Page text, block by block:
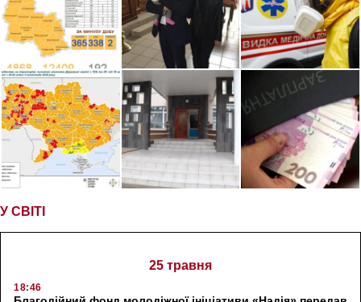
У СВІТІ
25 травня
18:46